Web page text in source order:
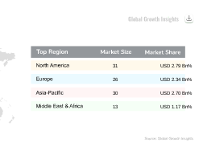
USD 1.17 Bn%
13
USD 2.70 Bn%
30
USD 2.34 Bn%
26
USD 2.79 Bn%
31